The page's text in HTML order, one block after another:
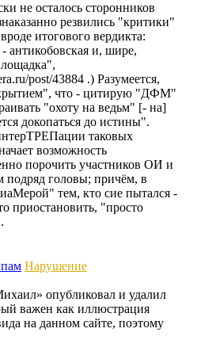
не осталось сторонников
резвились "критики"
итогового вердикта:
и, шире,
post/43884 .) Разумеется,
что - цитирую "ДФМ"
"охоту на ведьм" [- на]
докопаться до истины".
таковых
возможность
порочить участников ОИ и
подряд головы; причём, в
тем, кто сие пытался -
приостановить, "просто
Нарушение
опубликовал и удалил
важен как иллюстрация
на данном сайте, поэтому